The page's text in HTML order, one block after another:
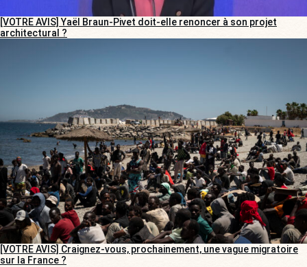
[VOTRE AVIS] Yaël Braun-Pivet doit-elle renoncer à son projet
architectural ?
[VOTRE AVIS] Craignez-vous, prochainement, une vague migratoire
sur la France ?